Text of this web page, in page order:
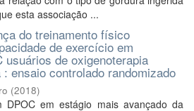
esta associação ...
do treinamento físico
de exercício em
usuários de oxigenoterapia
ensaio controlado randomizado
(2018)
DPOC em estágio mais avançado da